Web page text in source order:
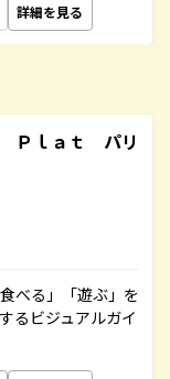
詳細を見る
Ｐｌａｔ パリ
べる」「遊ぶ」を
るビジュアルガイ